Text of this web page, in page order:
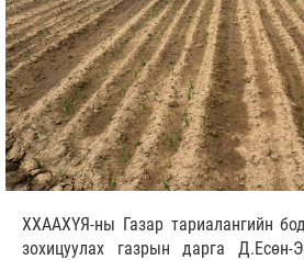
ХХААХҮЯ-ны Газар тариалангийн
зохицуулах газрын дарга Д.Есөн-